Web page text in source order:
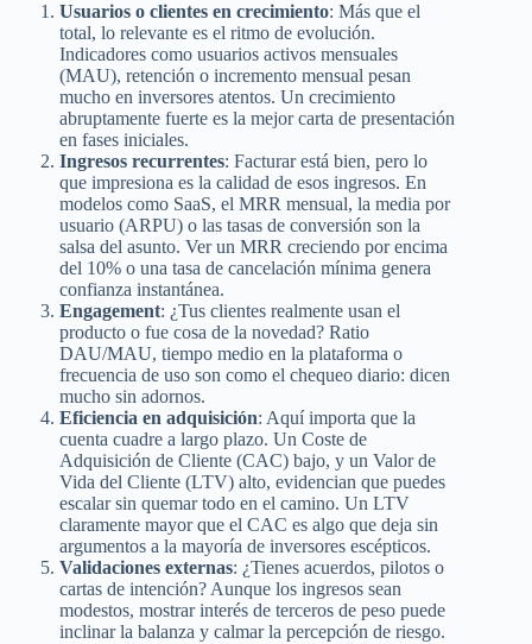
Usuarios o clientes en crecimiento: Más que el
total, lo relevante es el ritmo de evolución.
Indicadores como usuarios activos mensuales
(MAU), retención o incremento mensual pesan
mucho en inversores atentos. Un crecimiento
abruptamente fuerte es la mejor carta de presentación
en fases iniciales.
Ingresos recurrentes: Facturar está bien, pero lo
que impresiona es la calidad de esos ingresos. En
modelos como SaaS, el MRR mensual, la media por
usuario (ARPU) o las tasas de conversión son la
salsa del asunto. Ver un MRR creciendo por encima
del 10% o una tasa de cancelación mínima genera
confianza instantánea.
Engagement: ¿Tus clientes realmente usan el
producto o fue cosa de la novedad? Ratio
DAU/MAU, tiempo medio en la plataforma o
frecuencia de uso son como el chequeo diario: dicen
mucho sin adornos.
Eficiencia en adquisición: Aquí importa que la
cuenta cuadre a largo plazo. Un Coste de
Adquisición de Cliente (CAC) bajo, y un Valor de
Vida del Cliente (LTV) alto, evidencian que puedes
escalar sin quemar todo en el camino. Un LTV
claramente mayor que el CAC es algo que deja sin
argumentos a la mayoría de inversores escépticos.
Validaciones externas: ¿Tienes acuerdos, pilotos o
cartas de intención? Aunque los ingresos sean
modestos, mostrar interés de terceros de peso puede
inclinar la balanza y calmar la percepción de riesgo.